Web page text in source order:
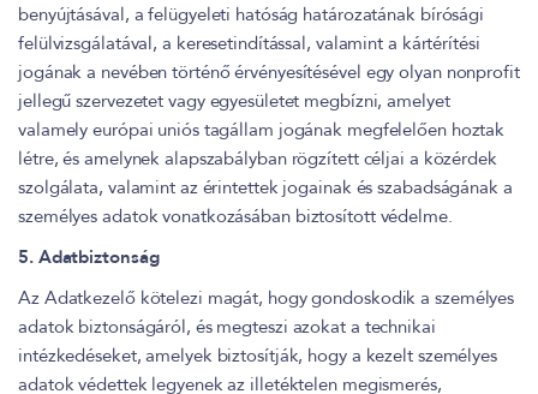
benyújtásával, a felügyeleti hatóság határozatának bírósági
felülvizsgálatával, a keresetindítással, valamint a kártérítési
jogának a nevében történő érvényesítésével egy olyan nonprofit
jellegű szervezetet vagy egyesületet megbízni, amelyet
valamely európai uniós tagállam jogának megfelelően hoztak
létre, és amelynek alapszabályban rögzített céljai a közérdek
szolgálata, valamint az érintettek jogainak és szabadságának a
személyes adatok vonatkozásában biztosított védelme.
5. Adatbiztonság
Az Adatkezelő kötelezi magát, hogy gondoskodik a személyes
adatok biztonságáról, és megteszi azokat a technikai
intézkedéseket, amelyek biztosítják, hogy a kezelt személyes
adatok védettek legyenek az illetéktelen megismerés,